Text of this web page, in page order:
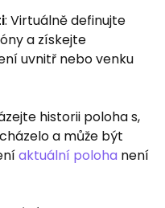
: Virtuálně definujte
a získejte
uvnitř nebo venku
historii poloha s,
a může být
aktuální poloha není